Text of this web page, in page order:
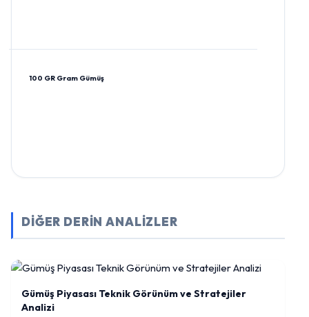
100 GR Gram Gümüş
DİĞER DERİN ANALİZLER
Gümüş Piyasası Teknik Görünüm ve Stratejiler
Analizi